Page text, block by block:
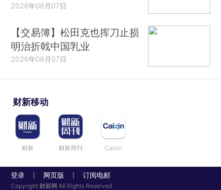
2026年08月07日
【交易簿】松田克也挥刀止损
明治折戟中国乳业
2026年08月07日
财新移动
财新 财新周刊 Caixin
登录 网页版 订阅电邮
Copyright 财新网 All Rights Reserved